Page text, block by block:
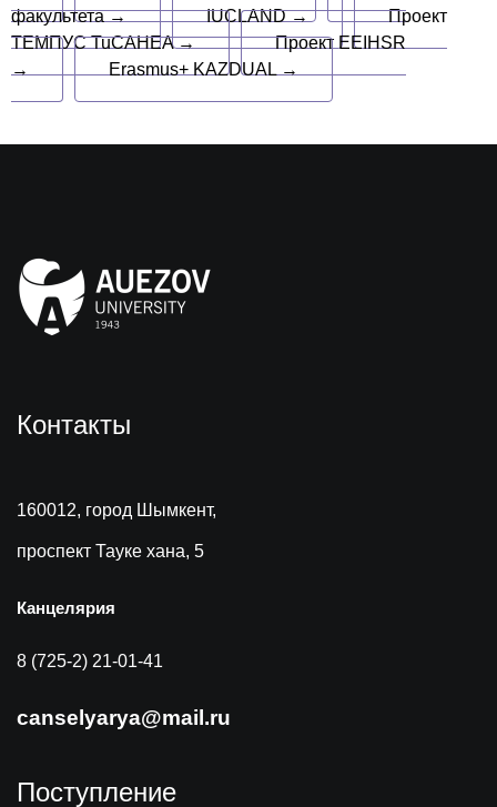
факультета →
IUCLAND →
Проект
ТЕМПУС TuCAHEA →
Проект EEIHSR
→
Erasmus+ KAZDUAL →
Контакты
160012, город Шымкент,
проспект Тауке хана, 5
Канцелярия
8 (725-2) 21-01-41
canselyarya@mail.ru
Поступление